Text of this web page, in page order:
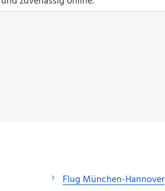
Flug München-Hannover